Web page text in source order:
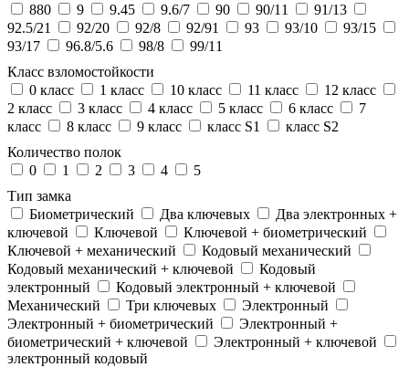
880
9 9.45 9.6/7 90 90/11
91/13
92.5/21
92/20 92/8 92/91 93 93/10
93/15
93/17
96.8/5.6 98/8
99/11
Класс взломостойкости
0 класс
1 класс 10 класс 11 класс
12 класс
2 класс
3 класс 4 класс 5 класс 6 класс
7
класс
8 класс 9 класс класс S1
класс S2
Количество полок
0
1 2 3 4
5
Тип замка
Биометрический
Два ключевых
Два электронныx +
ключевой
Ключевой
Ключевой + биометрический
Ключевой + механический
Кодовый механический
Кодовый механический + ключевой
Кодовый
электронный
Кодовый электронный + ключевой
Механический
Три ключевых
Электронный
Электронный + биометрический
Электронный +
биометрический + ключевой
Электронный + ключевой
электронный кодовый